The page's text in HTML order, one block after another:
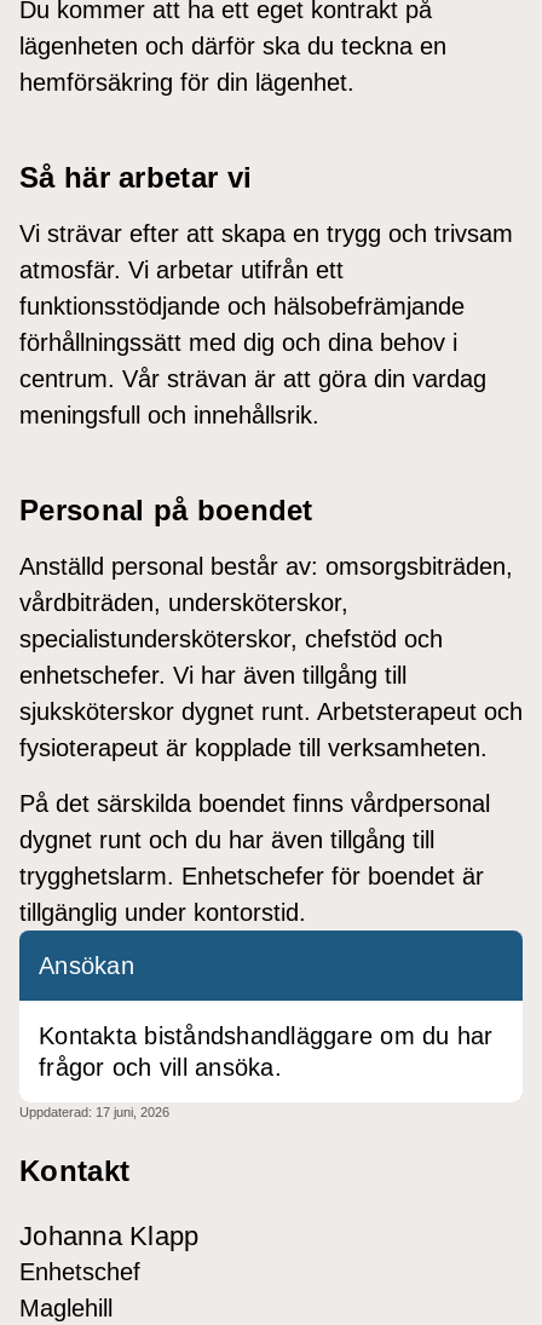
Du kommer att ha ett eget kontrakt på
lägenheten och därför ska du teckna en
hemförsäkring för din lägenhet.
Så här arbetar vi
Vi strävar efter att skapa en trygg och trivsam
atmosfär. Vi arbetar utifrån ett
funktionsstödjande och hälsobefrämjande
förhållningssätt med dig och dina behov i
centrum. Vår strävan är att göra din vardag
meningsfull och innehållsrik.
Personal på boendet
Anställd personal består av: omsorgsbiträden,
vårdbiträden, undersköterskor,
specialistundersköterskor, chefstöd och
enhetschefer. Vi har även tillgång till
sjuksköterskor dygnet runt. Arbetsterapeut och
fysioterapeut är kopplade till verksamheten.
På det särskilda boendet finns vårdpersonal
dygnet runt och du har även tillgång till
trygghetslarm. Enhetschefer för boendet är
tillgänglig under kontorstid.
Ansökan
Kontakta biståndshandläggare om du har
frågor och vill ansöka.
Uppdaterad: 17 juni, 2026
Kontakt
Johanna Klapp
Enhetschef
Maglehill